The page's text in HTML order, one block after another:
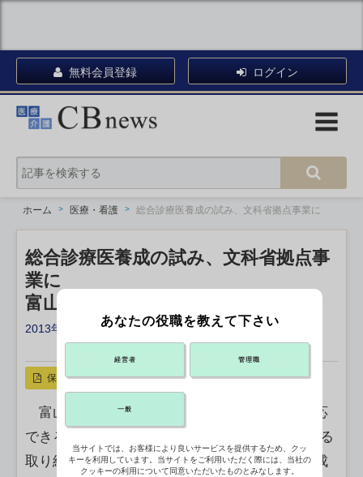
無料会員登録 ログイン
ホーム 医療・看護 総合診療医養成の試み、文科省拠点事業に
総合診療医養成の試み、文科省拠点事
業に
富山大、地域医療現場で臨床研究
2013年08月15日 17:48
リンクをコピー X ポスト
保存
富山大はこのほど、地域包括ケアの課題に対応
できるアカデミックGP（総合診療医）を養成する
取り組みが、文部科学省の未来医療研究人材養成
あなたの役職を教えて下さい
経営者 管理職
一般
当サイトでは、お客様により良いサービスを提供するため、クッ
キーを利用しています。当サイトをご利用いただく際には、当社の
クッキーの利用について同意いただいたものとみなします。